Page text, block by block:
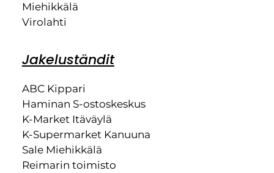
Miehikkälä
Virolahti
Jakeluständit
ABC Kippari
Haminan S-ostoskeskus
K-Market Itäväylä
K-Supermarket Kanuuna
Sale Miehikkälä
Reimarin toimisto